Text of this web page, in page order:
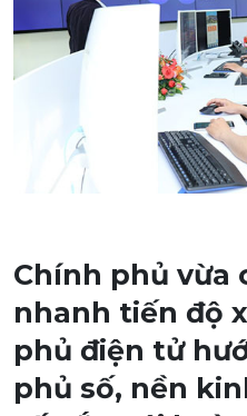
Chính phủ vừa
nhanh tiến độ
phủ điện tử
phủ số, nền